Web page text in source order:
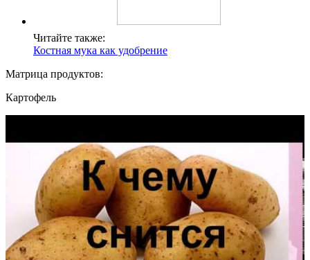
Читайте также:
Костная мука как удобрение
Матрица продуктов:
Картофель